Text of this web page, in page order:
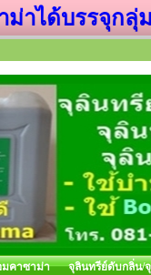
รจุกลุ่มจุลินท
มคาซาม่า จุลินทรีย์ดับกลิ่น/